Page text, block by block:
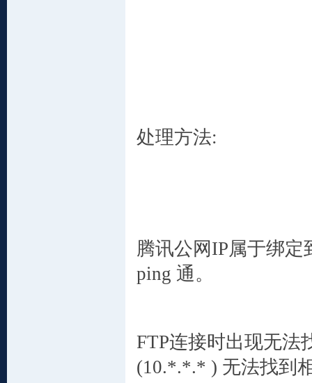
处理方法:
腾讯公网IP属于绑定
ping 通。
FTP连接时出现无法
(10.*.*.* ) 无法找到